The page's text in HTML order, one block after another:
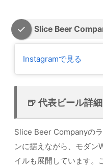
Slice Beer
Instagramで見る
🍺 代表ビール詳
Slice Beer Companyの
ンに据えながら、モダン
イルも展開しています。